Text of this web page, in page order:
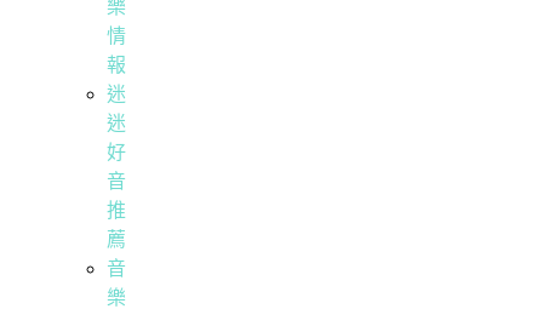
樂
情
報
迷
迷
好
音
推
薦
音
樂